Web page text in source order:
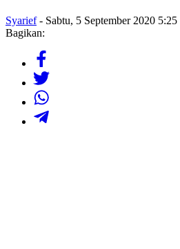
Syarief- Sabtu, 5 September 2020 5:25
Bagikan: